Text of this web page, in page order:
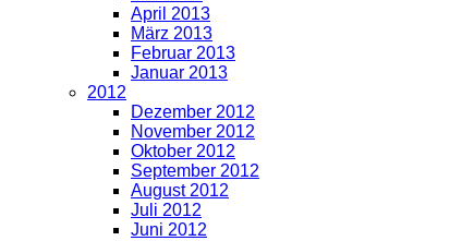
April 2013
März 2013
Februar 2013
Januar 2013
2012
Dezember 2012
November 2012
Oktober 2012
September 2012
August 2012
Juli 2012
Juni 2012